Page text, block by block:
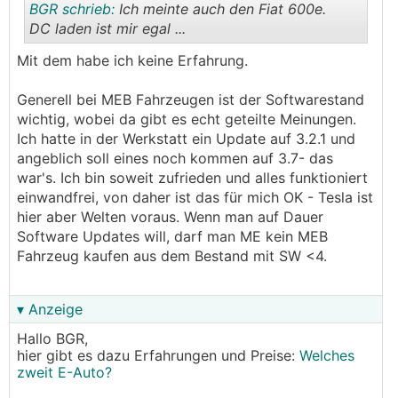
BGR schrieb: Ich meinte auch den Fiat 600e.
DC laden ist mir egal ...
Mit dem habe ich keine Erfahrung.
Generell bei MEB Fahrzeugen ist der Softwarestand
wichtig, wobei da gibt es echt geteilte Meinungen.
Ich hatte in der Werkstatt ein Update auf 3.2.1 und
angeblich soll eines noch kommen auf 3.7- das
war's. Ich bin soweit zufrieden und alles funktioniert
einwandfrei, von daher ist das für mich OK - Tesla ist
hier aber Welten voraus. Wenn man auf Dauer
Software Updates will, darf man ME kein MEB
Fahrzeug kaufen aus dem Bestand mit SW <4.
▾ Anzeige
Hallo BGR,
hier gibt es dazu Erfahrungen und Preise: Welches
zweit E-Auto?